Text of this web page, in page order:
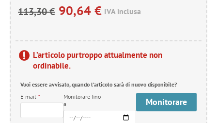
113,30 € 90,64 € IVA inclusa
L’articolo purtroppo attualmente non
ordinabile.
Vuoi essere avvisato, quando l’articolo sarà di nuovo disponibile?
E-mail *
Monitorare fino
a
Monitorare